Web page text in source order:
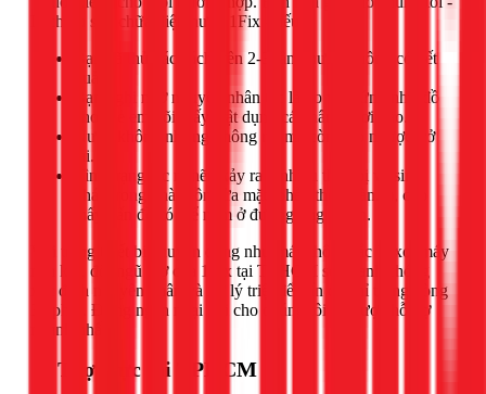
Dịch vụ sửa chữa điện nước 1Fix - nếu:
Bạn đã thử các cách trên 2-3 lần nhưng không có kết
quả.
Bạn nghi ngờ nguyên nhân tắc là do vật cứng như đồ
chơi trẻ em, lõi giấy, vật dụng cá nhân bị rơi vào.
Nước không những không rút mà còn trào ngược trở
lại.
Tình trạng tắc nghẽn xảy ra ở nhiều thiết bị vệ sinh
khác trong nhà (bồn rửa mặt, phễu thoát sàn...), cho
thấy vấn đề có thể nằm ở đường ống chính.
Với trang thiết bị chuyên dụng như máy thông tắc lò xo, máy
nén khí, đội ngũ thợ của 1Fix tại TPHCM sẽ nhanh chóng
xác định nguyên nhân và xử lý triệt để vấn đề chỉ trong vòng
30 phút. Đừng ngần ngại gọi cho chúng tôi để được hỗ trợ
nhanh nhất.
📍 Thợ trực tại TPHCM